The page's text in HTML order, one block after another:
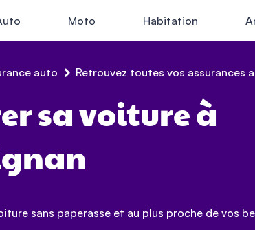
Moto Habitation
auto Retrouvez toutes vos assurances
sa voiture à
sans paperasse et au plus proche de vos